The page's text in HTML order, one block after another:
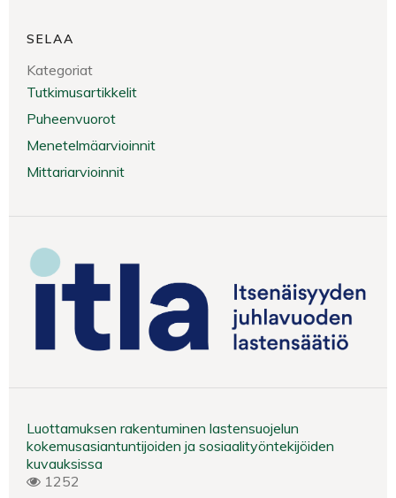
SELAA
Kategoriat
Tutkimusartikkelit
Puheenvuorot
Menetelmäarvioinnit
Mittariarvioinnit
Luottamuksen rakentuminen lastensuojelun
kokemusasiantuntijoiden ja sosiaalityöntekijöiden
kuvauksissa
1252